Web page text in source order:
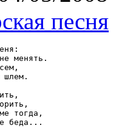
песня
менять.
тогда,
беда...